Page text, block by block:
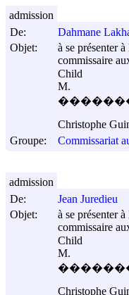
De:
Dahmane
Objet:
à se présenter
commissaire
Child
M.
Christophe
Groupe:
Commissariat
admission
De:
Jean Juredieu
Objet:
à se présenter
commissaire
Child
M.
Christophe
admission